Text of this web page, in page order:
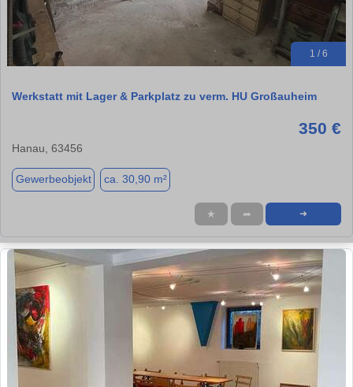
1 / 6
Werkstatt mit Lager & Parkplatz zu verm. HU Großauheim
350 €
Hanau, 63456
Gewerbeobjekt ca. 30,90 m²
★ ➦ ➜